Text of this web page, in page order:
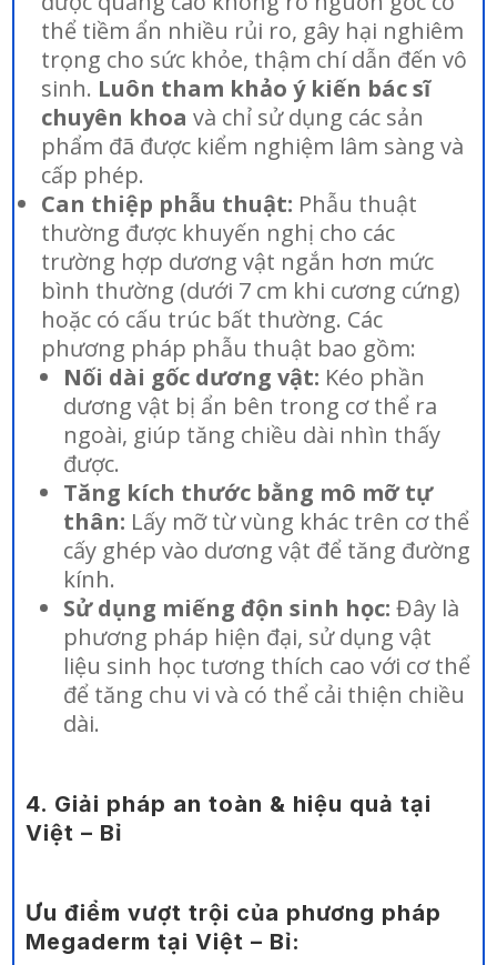
thể tiềm ẩn nhiều rủi ro, gây hại nghiêm
trọng cho sức khỏe, thậm chí dẫn đến vô
sinh. Luôn tham khảo ý kiến bác sĩ
chuyên khoa và chỉ sử dụng các sản
phẩm đã được kiểm nghiệm lâm sàng và
cấp phép.
Can thiệp phẫu thuật: Phẫu thuật
thường được khuyến nghị cho các
trường hợp dương vật ngắn hơn mức
bình thường (dưới 7 cm khi cương cứng)
hoặc có cấu trúc bất thường. Các
phương pháp phẫu thuật bao gồm:
Nối dài gốc dương vật: Kéo phần
dương vật bị ẩn bên trong cơ thể ra
ngoài, giúp tăng chiều dài nhìn thấy
được.
Tăng kích thước bằng mô mỡ tự
thân: Lấy mỡ từ vùng khác trên cơ thể
cấy ghép vào dương vật để tăng đường
kính.
Sử dụng miếng độn sinh học: Đây là
phương pháp hiện đại, sử dụng vật
liệu sinh học tương thích cao với cơ thể
để tăng chu vi và có thể cải thiện chiều
dài.
4. Giải pháp an toàn & hiệu quả tại
Việt – Bỉ
Ưu điểm vượt trội của phương pháp
Megaderm tại Việt – Bỉ: